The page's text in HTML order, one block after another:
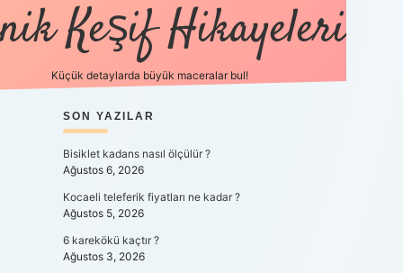
Keşif Hikayeleri
Küçük detaylarda büyük maceralar bul!
SIDEBAR
SON YAZILAR
Bisiklet kadans nasıl ölçülür ?
Ağustos 6, 2026
Kocaeli teleferik fiyatları ne kadar ?
Ağustos 5, 2026
6 karekökü kaçtır ?
Ağustos 3, 2026